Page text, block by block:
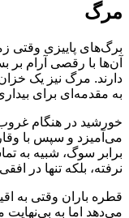
مرگ
برگ‌های پاییزی وقتی
آن‌ها با رقصی آرام بر
دارند. مرگ نیز یک
به مقدمه‌ای برای
خورشید در هنگام
می‌آمیزد و سپس با
برابر سوگ، شبیه به
نرفته، بلکه تنها در
قطره باران وقتی به
می‌دهد اما به بی‌نهایت